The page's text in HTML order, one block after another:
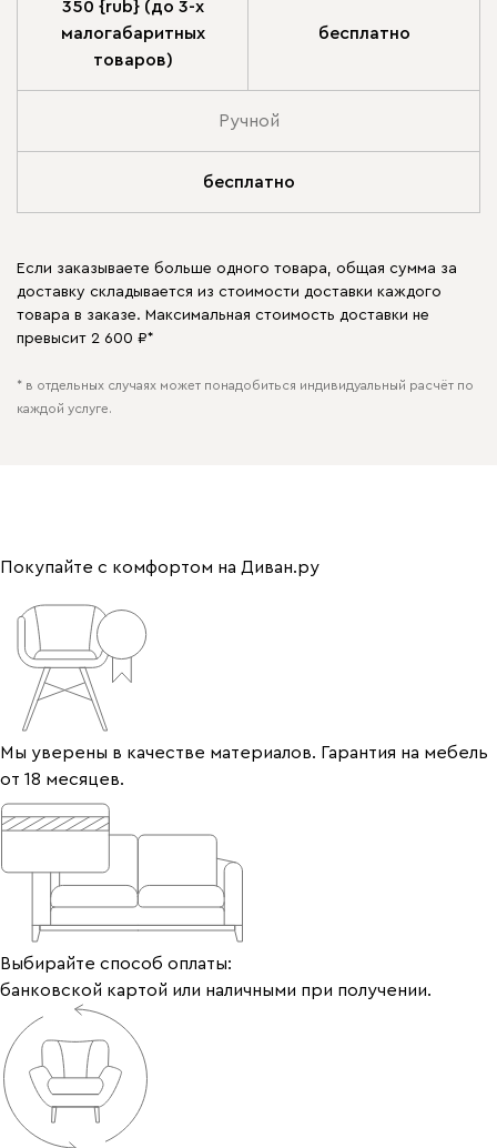
350 {rub} (до 3-х
малогабаритных
товаров)
бесплатно
Ручной
бесплатно
Если заказываете больше одного товара, общая сумма за
доставку складывается из стоимости доставки каждого
товара в заказе. Максимальная стоимость доставки не
превысит 2 600 ₽*
* в отдельных случаях может понадобиться индивидуальный расчёт по
каждой услуге.
Покупайте с комфортом на Диван.ру
Мы уверены в качестве материалов. Гарантия на мебель
от 18 месяцев.
Выбирайте способ оплаты:
банковской картой или наличными при получении.